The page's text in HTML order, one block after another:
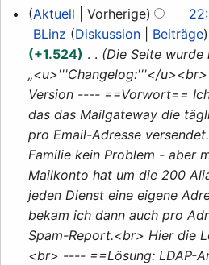
21.
April
2025
Aktuell Vorherige
BLinz
Diskussion Beiträge
+1.524
Die Seite wurde
„<u>'''Changelog:'''</
Version ---- ==Vorwort==
das das Mailgateway die
pro Email-Adresse
Familie kein Problem - aber
Mailkonto hat um die 200
jeden Dienst eine eigene
bekam ich dann auch pro
Spam-Report.<br> Hier die
<br> ---- ==Lösung: LDAP-